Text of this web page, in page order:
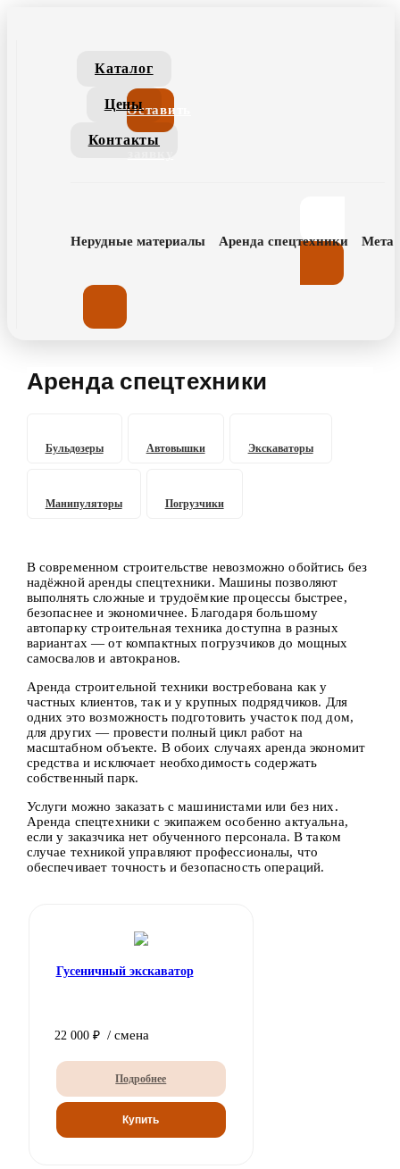
Каталог
Цены
Контакты
Оставить
Нерудные материалы Аренда спецтехники
Аренда спецтехники
Бульдозеры Автовышки Экскаваторы
Манипуляторы Погрузчики
В современном строительстве невозможно обойтись без
надёжной аренды спецтехники. Машины позволяют
выполнять сложные и трудоёмкие процессы быстрее,
безопаснее и экономичнее. Благодаря большому
автопарку строительная техника доступна в разных
вариантах — от компактных погрузчиков до мощных
самосвалов и автокранов.
Аренда строительной техники востребована как у
частных клиентов, так и у крупных подрядчиков. Для
одних это возможность подготовить участок под дом,
для других — провести полный цикл работ на
масштабном объекте. В обоих случаях аренда экономит
средства и исключает необходимость содержать
собственный парк.
Услуги можно заказать с машинистами или без них.
Аренда спецтехники с экипажем особенно актуальна,
если у заказчика нет обученного персонала. В таком
случае техникой управляют профессионалы, что
обеспечивает точность и безопасность операций.
Гусеничный экскаватор
22 000 ₽ / смена
Подробнее